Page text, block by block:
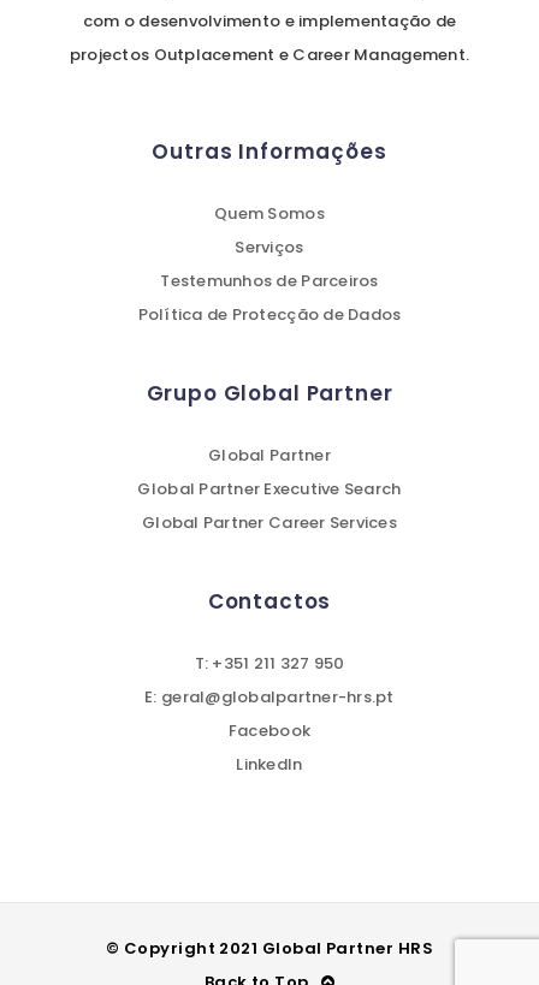
com o desenvolvimento e implementação de
projectos Outplacement e Career Management.
Outras Informações
Quem Somos
Serviços
Testemunhos de Parceiros
Política de Protecção de Dados
Grupo Global Partner
Global Partner
Global Partner Executive Search
Global Partner Career Services
Contactos
T: +351 211 327 950
E: geral@globalpartner-hrs.pt
Facebook
LinkedIn
© Copyright 2021 Global Partner HRS